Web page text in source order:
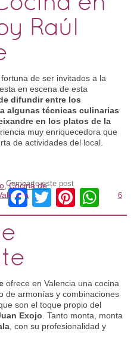
Raúl
de ser invitados a la
en escena de esta
difundir entre los
algunas técnicas culinarias
en los platos de la
muy enriquecedora que
de actividades del local.
,Cocina de
Comparte este post
Facebook
Twitter 6
ofrece en Valencia una cocina
de armonías y combinaciones
son el toque propio del
Exojo . Tanto monta, monta
, con su profesionalidad y